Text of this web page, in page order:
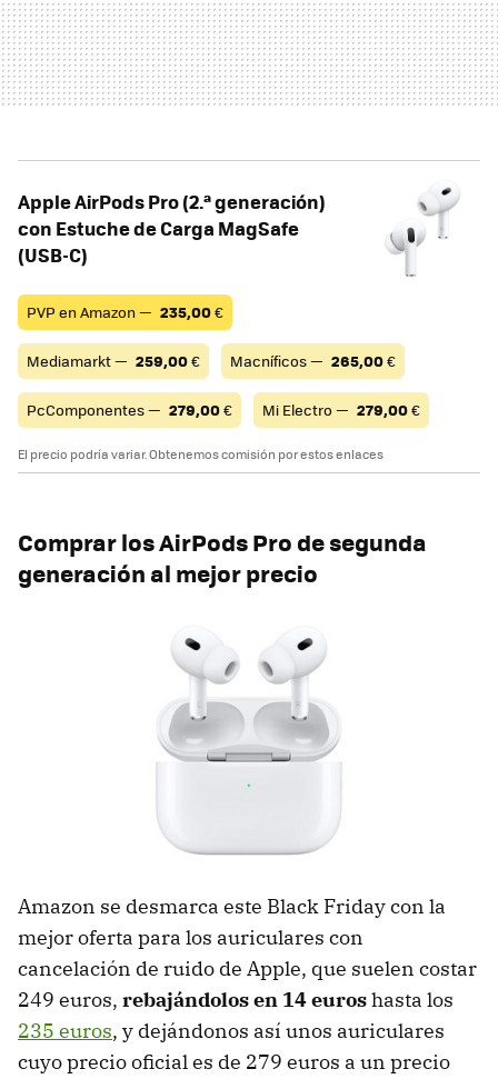
Apple AirPods Pro (2.ª generación)
con Estuche de Carga MagSafe
(USB‑C) ​​​​​​​
PVP en Amazon — 235,00€
Mediamarkt — 259,00€ Macníficos — 265,00€
PcComponentes — 279,00€ Mi Electro — 279,00€
El precio podría variar. Obtenemos comisión por estos enlaces
Comprar los AirPods Pro de segunda
generación al mejor precio
Amazon se desmarca este Black Friday con la
mejor oferta para los auriculares con
cancelación de ruido de Apple, que suelen costar
249 euros, rebajándolos en 14 euroshasta los
235 euros, y dejándonos así unos auriculares
cuyo precio oficial es de 279 euros a un precio